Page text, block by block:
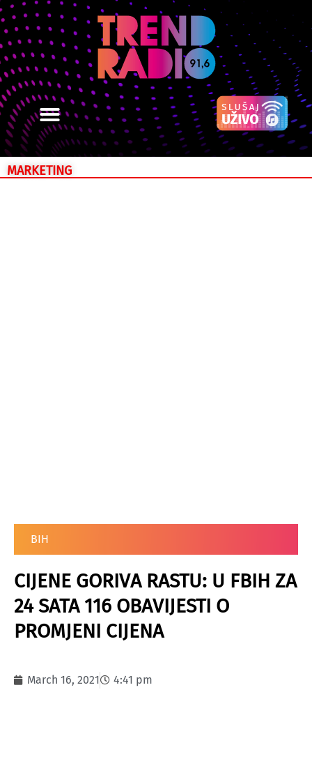
MARKETING
BIH
CIJENE GORIVA RASTU: U FBIH ZA
24 SATA 116 OBAVIJESTI O
PROMJENI CIJENA
March 16, 2021 4:41 pm